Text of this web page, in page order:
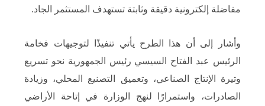
مفاضلة إلكترونية دقيقة وثابتة تستهدف المستثمر الجاد.
وأشار إلى أن هذا الطرح يأتي تنفيذًا لتوجيهات فخامة
الرئيس عبد الفتاح السيسي رئيس الجمهورية نحو تسريع
وتيرة الإنتاج الصناعي، وتعميق التصنيع المحلي، وزيادة
الصادرات، واستمرارًا لنهج الوزارة في إتاحة الأراضي